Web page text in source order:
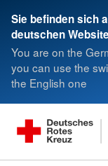
Sie befinden sich
deutschen Website
You are on the
you can use the
the English one